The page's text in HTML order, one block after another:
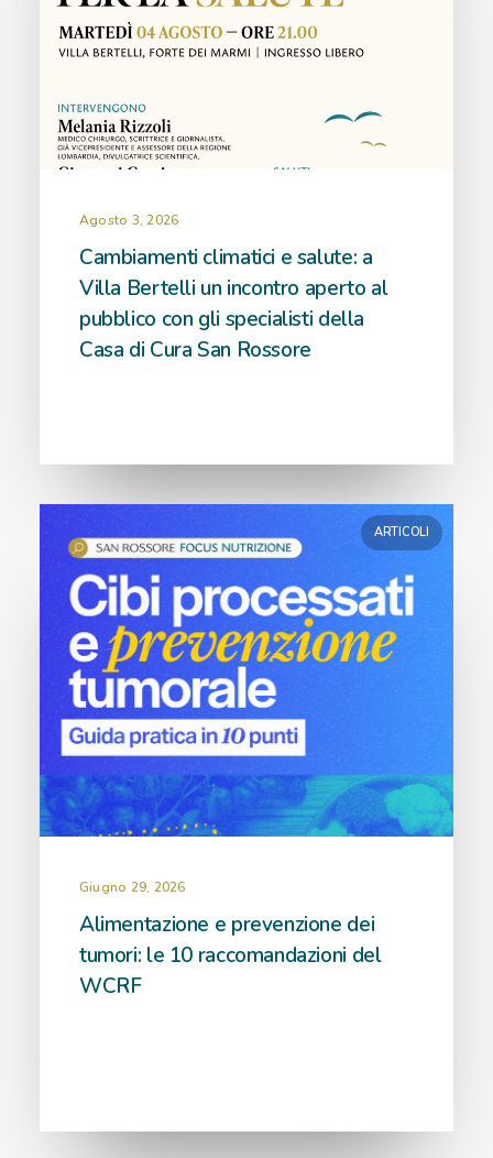
Agosto 3, 2026
Cambiamenti climatici e salute: a
Villa Bertelli un incontro aperto al
pubblico con gli specialisti della
Casa di Cura San Rossore
ARTICOLI
Giugno 29, 2026
Alimentazione e prevenzione dei
tumori: le 10 raccomandazioni del
WCRF